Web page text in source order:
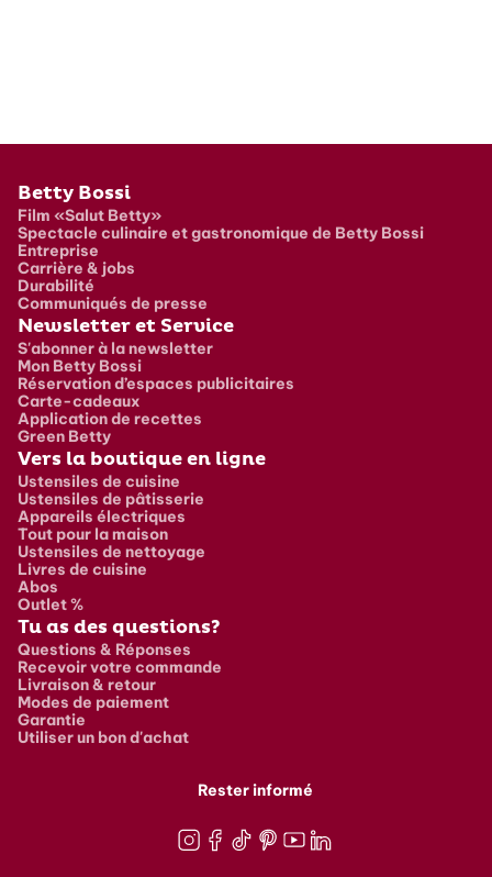
Pied de page
Betty Bossi
Film «Salut Betty»
Spectacle culinaire et gastronomique de Betty Bossi
Entreprise
Carrière & jobs
Durabilité
Communiqués de presse
Newsletter et Service
S'abonner à la newsletter
Mon Betty Bossi
Réservation d’espaces publicitaires
Carte-cadeaux
Application de recettes
Green Betty
Vers la boutique en ligne
Ustensiles de cuisine
Ustensiles de pâtisserie
Appareils électriques
Tout pour la maison
Ustensiles de nettoyage
Livres de cuisine
Abos
Outlet %
Tu as des questions?
Questions & Réponses
Recevoir votre commande
Livraison & retour
Modes de paiement
Garantie
Utiliser un bon d'achat
Rester informé